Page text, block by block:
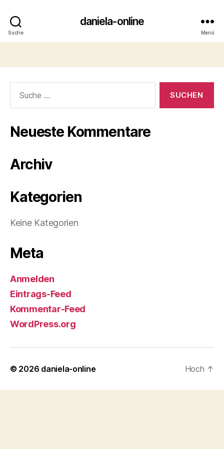
Suche
daniela-online
Menü
nach:
Neueste Kommentare
Archiv
Kategorien
Keine Kategorien
Meta
Anmelden
Eintrags-Feed
Kommentar-Feed
WordPress.org
© 2026 daniela-online Hoch ↑